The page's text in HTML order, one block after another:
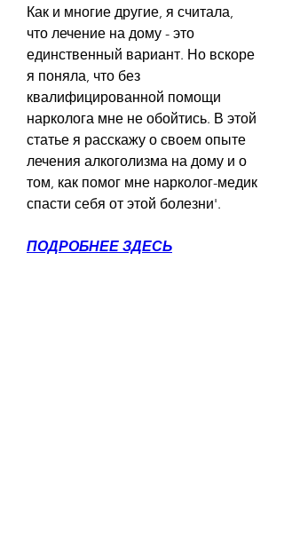
Как и многие другие, я считала,
что лечение на дому - это
единственный вариант. Но вскоре
я поняла, что без
квалифицированной помощи
нарколога мне не обойтись. В этой
статье я расскажу о своем опыте
лечения алкоголизма на дому и о
том, как помог мне нарколог-медик
спасти себя от этой болезни'.
ПОДРОБНЕЕ ЗДЕСЬ